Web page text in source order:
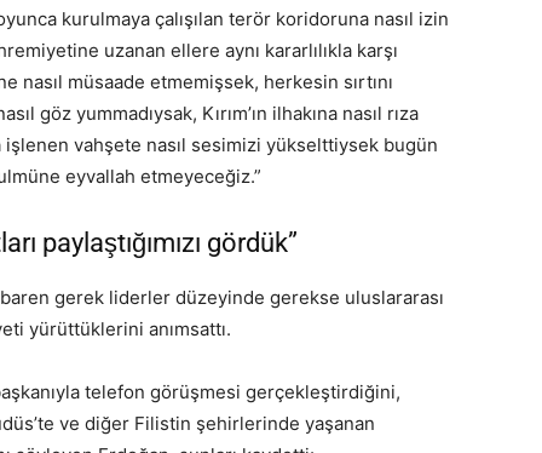
kurulmaya çalışılan terör koridoruna nasıl izin
uzanan ellere aynı kararlılıkla karşı
nasıl müsaade etmemişsek, herkesin sırtını
göz yummadıysak, Kırım’ın ilhakına nasıl rıza
vahşete nasıl sesimizi yükselttiysek bugün
eyvallah etmeyeceğiz.”
paylaştığımızı gördük”
gerek liderler düzeyinde gerekse uluslararası
yürüttüklerini anımsattı.
telefon görüşmesi gerçekleştirdiğini,
ve diğer Filistin şehirlerinde yaşanan